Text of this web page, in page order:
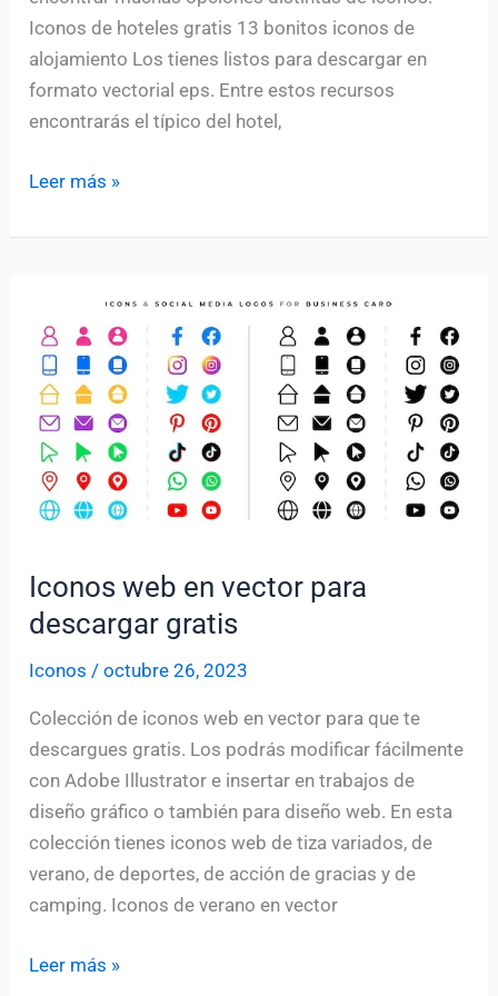
Iconos de hoteles gratis 13 bonitos iconos de
alojamiento Los tienes listos para descargar en
formato vectorial eps. Entre estos recursos
encontrarás el típico del hotel,
Colección
iconos
Leer más »
Iconos web en vector para
descargar gratis
Iconos /octubre 26, 2023
Colección de iconos web en vector para que te
descargues gratis. Los podrás modificar fácilmente
con Adobe Illustrator e insertar en trabajos de
diseño gráfico o también para diseño web. En esta
colección tienes iconos web de tiza variados, de
verano, de deportes, de acción de gracias y de
camping. Iconos de verano en vector
Iconos
Leer más »